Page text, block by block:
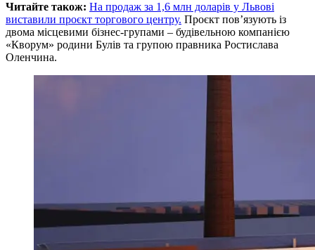
Читайте також: На продаж за 1,6 млн доларів у Львові
виставили проєкт торгового центру. Проєкт пов’язують із
двома місцевими бізнес-групами – будівельною компанією
«Кворум» родини Булів та групою правника Ростислава
Оленчина.